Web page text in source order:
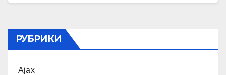
РУБРИКИ
Ajax